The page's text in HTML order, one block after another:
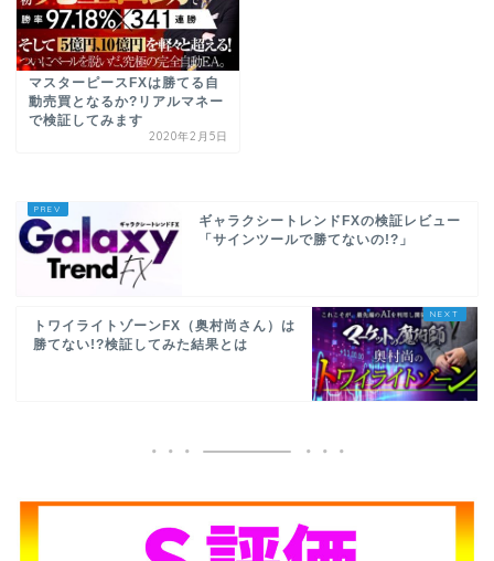
マスターピースFXは勝てる自
動売買となるか?リアルマネー
で検証してみます
2020年2月5日
ギャラクシートレンドFXの検証レビュー
「サインツールで勝てないの!?」
トワイライトゾーンFX（奥村尚さん）は
勝てない!?検証してみた結果とは